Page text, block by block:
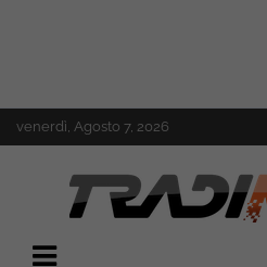
to
venerdì, Agosto 7, 2026
Trading.it